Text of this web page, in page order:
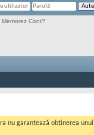
Memorez Cont?
nu garantează obținerea